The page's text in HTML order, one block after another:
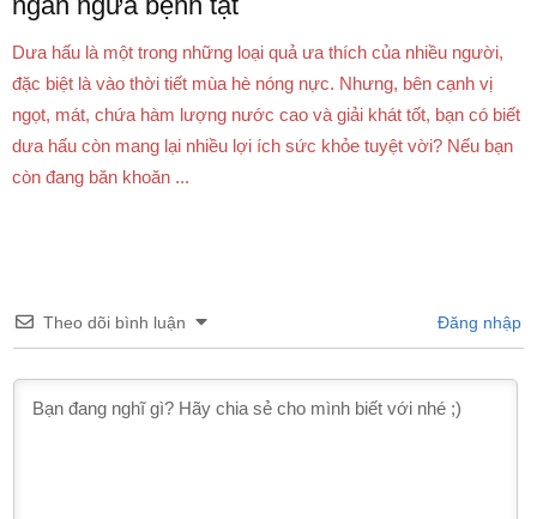
Dưa hấu là một trong những loại quả ưa thích của nhiều người,
đặc biệt là vào thời tiết mùa hè nóng nực. Nhưng, bên cạnh vị
ngọt, mát, chứa hàm lượng nước cao và giải khát tốt, bạn có biết
dưa hấu còn mang lại nhiều lợi ích sức khỏe tuyệt vời? Nếu bạn
còn đang băn khoăn ...
Theo dõi bình luận Đăng nhập